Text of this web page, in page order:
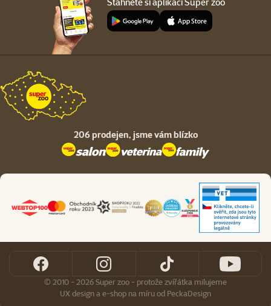
206 prodejen, jsme vám blízko
© 2010 - 2026 Super zoo - protože zvířátka milujeme
UX designa e-shop na míruod PeckaDesign